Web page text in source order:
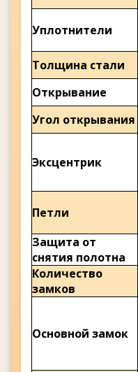
Уплотнители
Толщина стали
Открывание
Угол открывания
Эксцентрик
Петли
Защита от
снятия полотна
Количество
замков
Основной замок